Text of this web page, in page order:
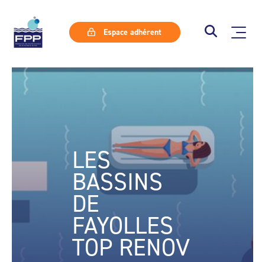
Espace adhérent
LES
BASSINS
DE
FAYOLLES
TOP RENOV